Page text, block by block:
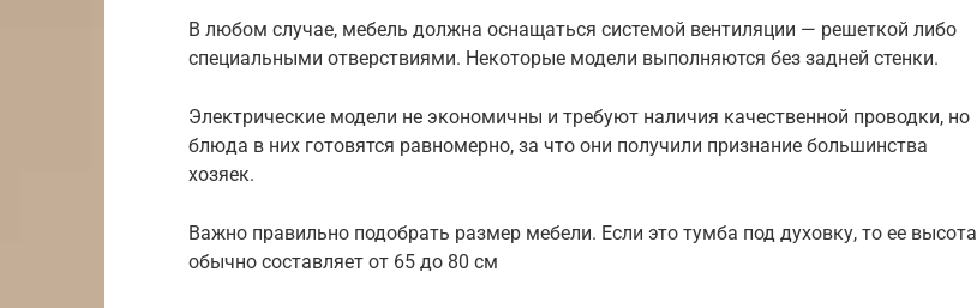
В любом случае, мебель должна оснащаться системой вентиляции — решеткой либо
специальными отверствиями. Некоторые модели выполняются без задней стенки.
Электрические модели не экономичны и требуют наличия качественной проводки, но
блюда в них готовятся равномерно, за что они получили признание большинства
хозяек.
Важно правильно подобрать размер мебели. Если это тумба под духовку, то ее высота
обычно составляет от 65 до 80 см